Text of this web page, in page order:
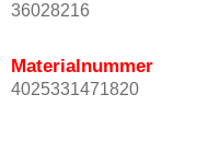
36028216
Materialnummer
4025331471820